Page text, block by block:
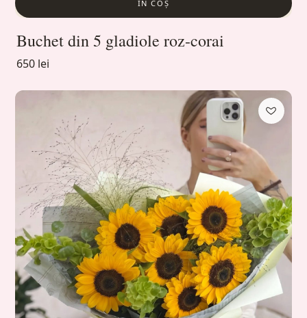
ÎN COȘ
Buchet din 5 gladiole roz-corai
650 lei